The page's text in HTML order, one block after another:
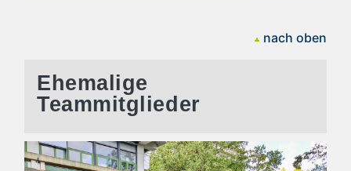
nach oben
Ehemalige
Teammitglieder